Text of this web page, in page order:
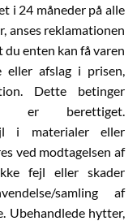
i 24 måneder på alle
anses reklamationen
enten kan få varen
eller afslag i prisen,
Dette betinger
er berettiget.
i materialer eller
ved modtagelsen af
fejl eller skader
samling af
Ubehandlede hytter,